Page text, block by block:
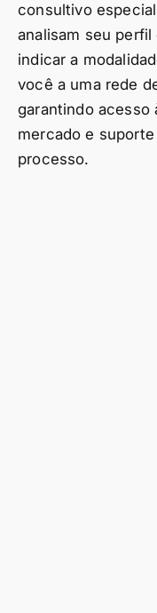
consultivo
analisam seu
indicar a
você a uma rede
garantindo acesso
mercado e
processo.